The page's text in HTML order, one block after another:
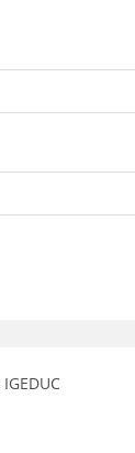
IGEDUC